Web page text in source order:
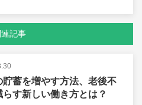
連記事
貯蓄を増やす方法、老後不
らす新しい働き方とは？